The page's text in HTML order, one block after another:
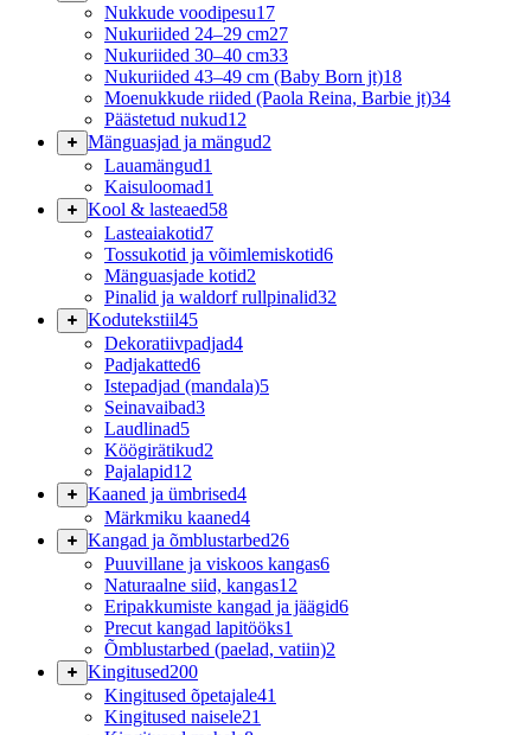
Nukkude voodipesu17
Nukuriided 24–29 cm27
Nukuriided 30–40 cm33
Nukuriided 43–49 cm (Baby Born jt)18
Moenukkude riided (Paola Reina, Barbie jt)34
Päästetud nukud12
Mänguasjad ja mängud2
Lauamängud1
Kaisuloomad1
Kool & lasteaed58
Lasteaiakotid7
Tossukotid ja võimlemiskotid6
Mänguasjade kotid2
Pinalid ja waldorf rullpinalid32
Kodutekstiil45
Dekoratiivpadjad4
Padjakatted6
Istepadjad (mandala)5
Seinavaibad3
Laudlinad5
Köögirätikud2
Pajalapid12
Kaaned ja ümbrised4
Märkmiku kaaned4
Kangad ja õmblustarbed26
Puuvillane ja viskoos kangas6
Naturaalne siid, kangas12
Eripakkumiste kangad ja jäägid6
Precut kangad lapitööks1
Õmblustarbed (paelad, vatiin)2
Kingitused200
Kingitused õpetajale41
Kingitused naisele21